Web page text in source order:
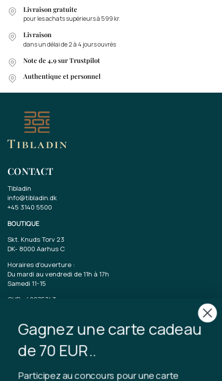
Livraison gratuite
pour les achats supérieurs à 599 kr.
Livraison
dans un délai de 2 à 4 jours ouvrés
Note de 4,9 sur Trustpilot
Authentique et personnel
CONTACT
Tibladin
info@tibladin.dk
+45 3140 5500
BOUTIQUE
Skt. Knuds Torv 23
DK- 8000 Aarhus C
Horaires d'ouverture :
Du mardi au vendredi de 11h à 17h
Samedi 11-15
CVR : 40875743
TIBLADIN
À propos de Tibladin
Blog
Abonnez-vous au club client
Gagnez une carte cadeau
de 70 EUR..
Participez au concours pour une carte